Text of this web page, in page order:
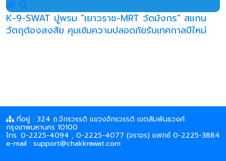
K-9-SWAT ปูพรม "เยาวราช-MRT วัดมังกร" สแกน
วัตถุต้องสงสัย คุมเข้มความปลอดภัยรับเทศกาลปีใหม่
ที่อยู่ : 324 ถ.จักรวรรดิ แขวงจักรวรรดิ เขตสัมพันธวงศ์
กรุงเทพมหานคร 10100
โทร. 0-2225-4094 , 0-2225-4077 (จราจร) แฟกซ์ 0-2225-3884
e-mail : support@chakkrawat.com